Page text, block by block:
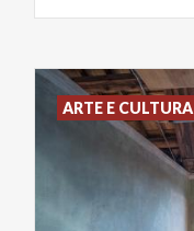
ARTE E CULTURA